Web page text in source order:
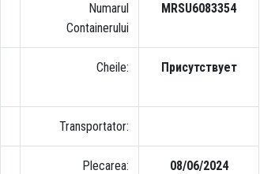
Numarul
Containerului
MRSU6083354
Cheile: Присутствует
Transportator:
Plecarea: 08/06/2024